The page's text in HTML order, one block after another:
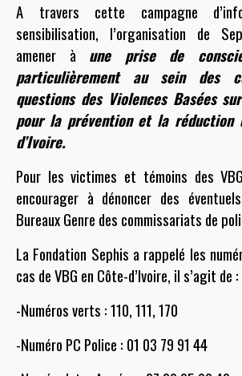
A travers cette campagne
sensibilisation, l’organisation de
amener à une prise de
particulièrement au sein des
questions des Violences Basées
pour la prévention et la réduction
d’Ivoire.
Pour les victimes et témoins des
encourager à dénoncer des
Bureaux Genre des commissariats de
La Fondation Sephis a rappelé les
cas de VBG en Côte-d’Ivoire, il s’agit de :
-Numéros verts : 110, 111, 170
-Numéro PC Police : 01 03 79 91 44